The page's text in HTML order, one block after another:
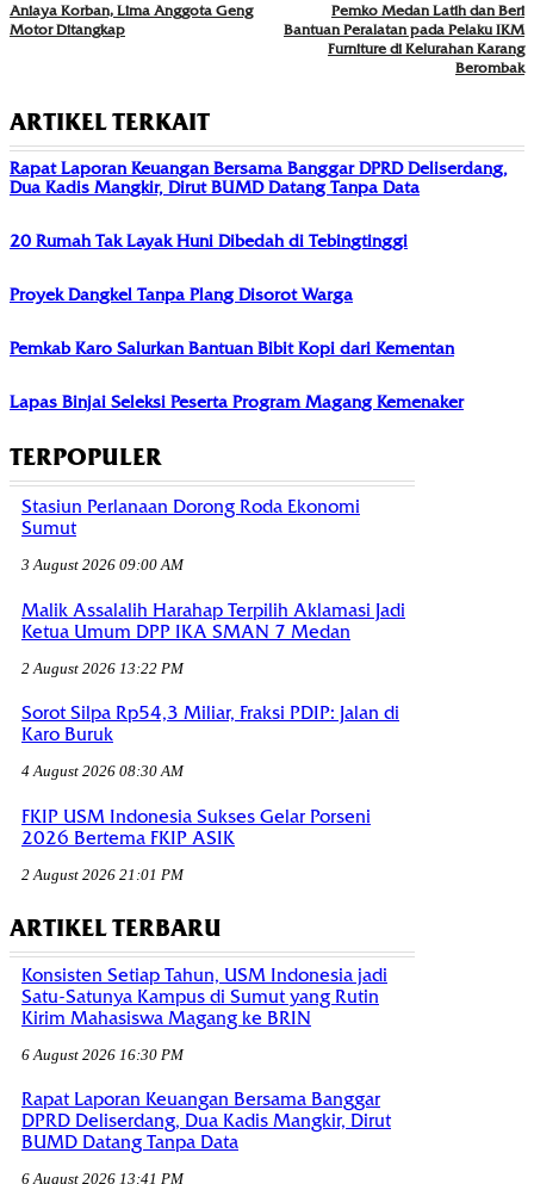
Aniaya Korban, Lima Anggota Geng
Motor Ditangkap
Pemko Medan Latih dan Beri
Bantuan Peralatan pada Pelaku IKM
Furniture di Kelurahan Karang
Berombak
ARTIKEL TERKAIT
Rapat Laporan Keuangan Bersama Banggar DPRD Deliserdang,
Dua Kadis Mangkir, Dirut BUMD Datang Tanpa Data
20 Rumah Tak Layak Huni Dibedah di Tebingtinggi
Proyek Dangkel Tanpa Plang Disorot Warga
Pemkab Karo Salurkan Bantuan Bibit Kopi dari Kementan
Lapas Binjai Seleksi Peserta Program Magang Kemenaker
TERPOPULER
Stasiun Perlanaan Dorong Roda Ekonomi
Sumut
3 August 2026 09:00 AM
Malik Assalalih Harahap Terpilih Aklamasi Jadi
Ketua Umum DPP IKA SMAN 7 Medan
2 August 2026 13:22 PM
Sorot Silpa Rp54,3 Miliar, Fraksi PDIP: Jalan di
Karo Buruk
4 August 2026 08:30 AM
FKIP USM Indonesia Sukses Gelar Porseni
2026 Bertema FKIP ASIK
2 August 2026 21:01 PM
ARTIKEL TERBARU
Konsisten Setiap Tahun, USM Indonesia jadi
Satu-Satunya Kampus di Sumut yang Rutin
Kirim Mahasiswa Magang ke BRIN
6 August 2026 16:30 PM
Rapat Laporan Keuangan Bersama Banggar
DPRD Deliserdang, Dua Kadis Mangkir, Dirut
BUMD Datang Tanpa Data
6 August 2026 13:41 PM